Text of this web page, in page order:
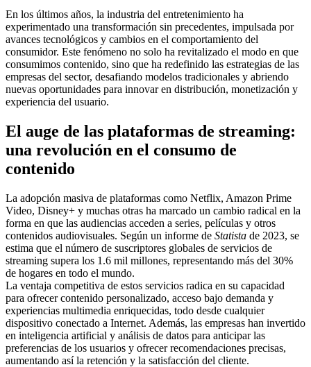
En los últimos años, la industria del entretenimiento ha
experimentado una transformación sin precedentes, impulsada por
avances tecnológicos y cambios en el comportamiento del
consumidor. Este fenómeno no solo ha revitalizado el modo en que
consumimos contenido, sino que ha redefinido las estrategias de las
empresas del sector, desafiando modelos tradicionales y abriendo
nuevas oportunidades para innovar en distribución, monetización y
experiencia del usuario.
El auge de las plataformas de streaming:
una revolución en el consumo de
contenido
La adopción masiva de plataformas como Netflix, Amazon Prime
Video, Disney+ y muchas otras ha marcado un cambio radical en la
forma en que las audiencias acceden a series, películas y otros
contenidos audiovisuales. Según un informe de Statista de 2023, se
estima que el número de suscriptores globales de servicios de
streaming supera los 1.6 mil millones, representando más del 30%
de hogares en todo el mundo.
La ventaja competitiva de estos servicios radica en su capacidad
para ofrecer contenido personalizado, acceso bajo demanda y
experiencias multimedia enriquecidas, todo desde cualquier
dispositivo conectado a Internet. Además, las empresas han invertido
en inteligencia artificial y análisis de datos para anticipar las
preferencias de los usuarios y ofrecer recomendaciones precisas,
aumentando así la retención y la satisfacción del cliente.